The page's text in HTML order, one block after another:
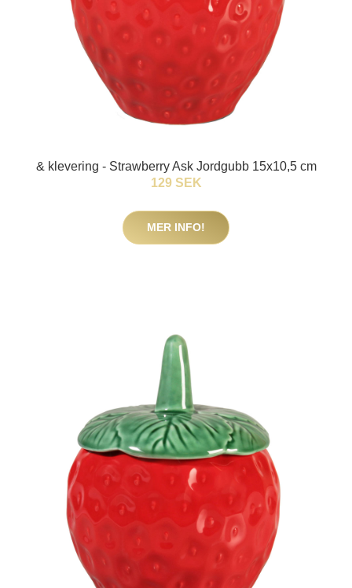
& klevering - Strawberry Ask Jordgubb 15x10,5 cm
129 SEK
MER INFO!